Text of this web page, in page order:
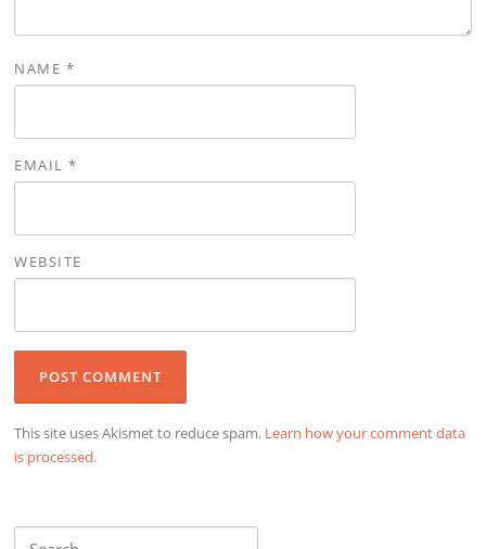
NAME *
EMAIL*
WEBSITE
This site uses Akismet to reduce spam. Learn how your comment data
is processed.